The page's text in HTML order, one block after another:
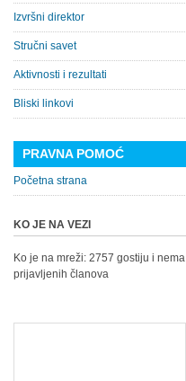
Izvršni direktor
Stručni savet
Aktivnosti i rezultati
Bliski linkovi
PRAVNA POMOĆ
Početna strana
KO JE NA VEZI
Ko je na mreži: 2757 gostiju i nema
prijavljenih članova